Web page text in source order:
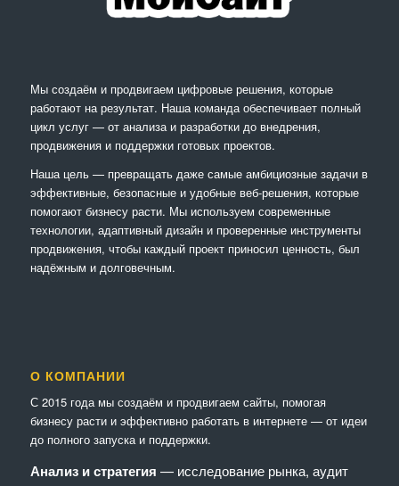
Мы создаём и продвигаем цифровые решения, которые
работают на результат. Наша команда обеспечивает полный
цикл услуг — от анализа и разработки до внедрения,
продвижения и поддержки готовых проектов.
Наша цель — превращать даже самые амбициозные задачи в
эффективные, безопасные и удобные веб-решения, которые
помогают бизнесу расти. Мы используем современные
технологии, адаптивный дизайн и проверенные инструменты
продвижения, чтобы каждый проект приносил ценность, был
надёжным и долговечным.
О КОМПАНИИ
С 2015 года мы создаём и продвигаем сайты, помогая
бизнесу расти и эффективно работать в интернете — от идеи
до полного запуска и поддержки.
Анализ и стратегия — исследование рынка, аудит